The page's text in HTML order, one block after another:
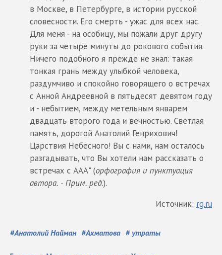
в Москве, в Петербурге, в истории русской
словесности. Его смерть - ужас для всех нас.
Для меня - на особицу, мы пожали друг другу
руки за четыре минуты до рокового события.
Ничего подобного я прежде не знал: такая
тонкая грань между улыбкой человека,
раздумчиво и спокойно говорящего о встречах
с Анной Андреевной в пятьдесят девятом году
и - небытием, между метельным январем
двадцать второго года и вечностью. Светлая
память, дорогой Анатолий Генрихович!
Царствия Небесного! Вы с нами, нам осталось
разгадывать, что Вы хотели нам рассказать о
встречах с ААА" (орфография и пунктуация
автора. - Прим. ред.).
Источник: rg.ru
#Анатолий Найман #Ахматова # утраты